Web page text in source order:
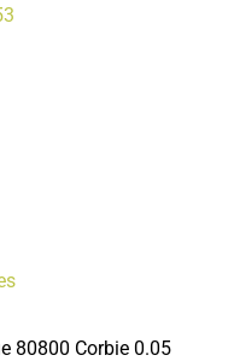
80800 Corbie 0.05